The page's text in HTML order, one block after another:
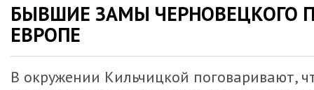
БЫВШИЕ ЗАМЫ ЧЕРНОВЕЦКОГО
ЕВРОПЕ
В окружении Кильчицкой поговаривают,